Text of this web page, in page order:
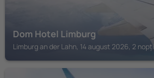
Dom Hotel Limburg
Limburg an der Lahn, 14 august 2026, 2 nopți